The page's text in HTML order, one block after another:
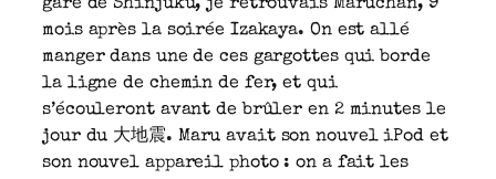
gare de Shinjuku, je retrouvais Maruchan, 9
mois après la soirée Izakaya. On est allé
manger dans une de ces gargottes qui borde
la ligne de chemin de fer, et qui
s’écouleront avant de brûler en 2 minutes le
jour du 大地震. Maru avait son nouvel iPod et
son nouvel appareil photo : on a fait les